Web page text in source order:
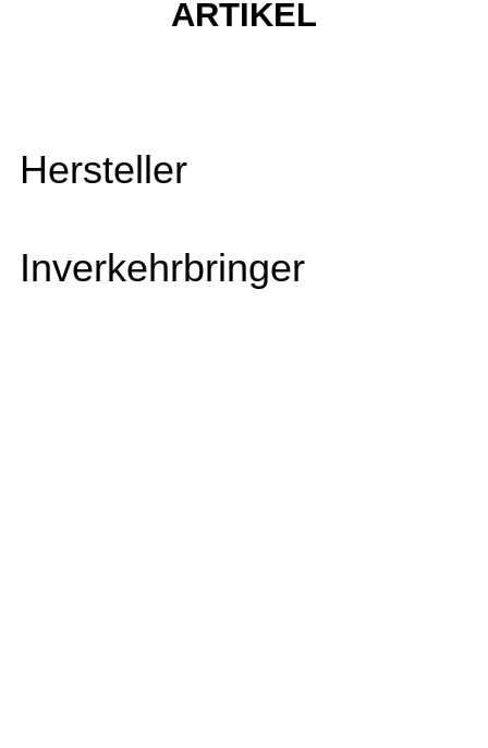
ARTIKEL
Hersteller
Inverkehrbringer